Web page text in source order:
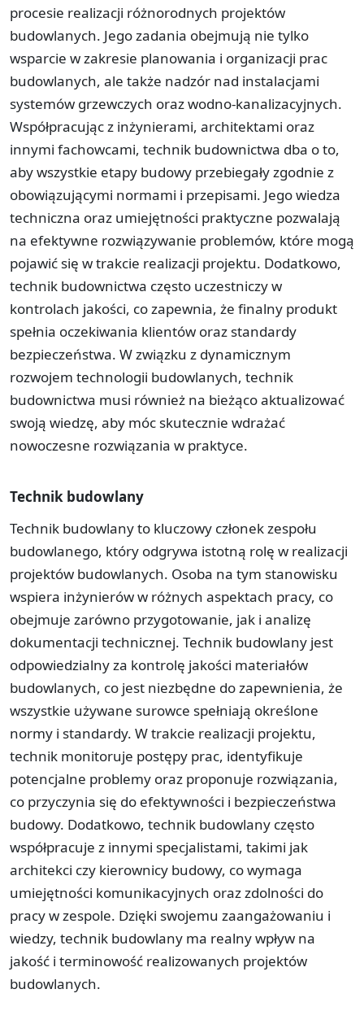
procesie realizacji różnorodnych projektów
budowlanych. Jego zadania obejmują nie tylko
wsparcie w zakresie planowania i organizacji prac
budowlanych, ale także nadzór nad instalacjami
systemów grzewczych oraz wodno-kanalizacyjnych.
Współpracując z inżynierami, architektami oraz
innymi fachowcami, technik budownictwa dba o to,
aby wszystkie etapy budowy przebiegały zgodnie z
obowiązującymi normami i przepisami. Jego wiedza
techniczna oraz umiejętności praktyczne pozwalają
na efektywne rozwiązywanie problemów, które mogą
pojawić się w trakcie realizacji projektu. Dodatkowo,
technik budownictwa często uczestniczy w
kontrolach jakości, co zapewnia, że finalny produkt
spełnia oczekiwania klientów oraz standardy
bezpieczeństwa. W związku z dynamicznym
rozwojem technologii budowlanych, technik
budownictwa musi również na bieżąco aktualizować
swoją wiedzę, aby móc skutecznie wdrażać
nowoczesne rozwiązania w praktyce.
Technik budowlany
Technik budowlany to kluczowy członek zespołu
budowlanego, który odgrywa istotną rolę w realizacji
projektów budowlanych. Osoba na tym stanowisku
wspiera inżynierów w różnych aspektach pracy, co
obejmuje zarówno przygotowanie, jak i analizę
dokumentacji technicznej. Technik budowlany jest
odpowiedzialny za kontrolę jakości materiałów
budowlanych, co jest niezbędne do zapewnienia, że
wszystkie używane surowce spełniają określone
normy i standardy. W trakcie realizacji projektu,
technik monitoruje postępy prac, identyfikuje
potencjalne problemy oraz proponuje rozwiązania,
co przyczynia się do efektywności i bezpieczeństwa
budowy. Dodatkowo, technik budowlany często
współpracuje z innymi specjalistami, takimi jak
architekci czy kierownicy budowy, co wymaga
umiejętności komunikacyjnych oraz zdolności do
pracy w zespole. Dzięki swojemu zaangażowaniu i
wiedzy, technik budowlany ma realny wpływ na
jakość i terminowość realizowanych projektów
budowlanych.